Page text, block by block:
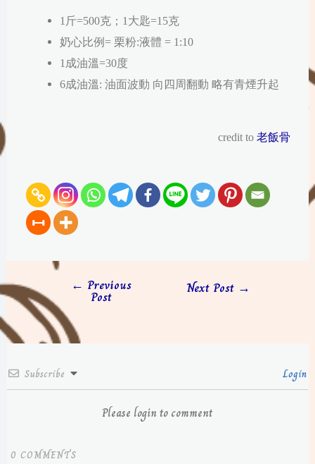
1斤=500克；1大匙=15克
奶心比例= 栗粉:液體 = 1:10
1成油溫=30度
6成油溫: 油面波動 向四周翻動 略有青煙升起
credit to 老飯骨
← Previous
Post Next Post →
Subscribe Login
Please login to comment
0 COMMENTS